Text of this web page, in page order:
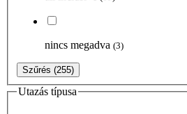
nincs megadva (3)
Szűrés (255)
Utazás típusa